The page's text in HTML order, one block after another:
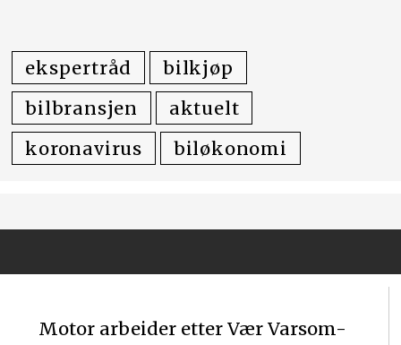
ekspertråd
bilkjøp
bilbransjen
aktuelt
koronavirus
biløkonomi
Motor arbeider etter Vær Varsom-